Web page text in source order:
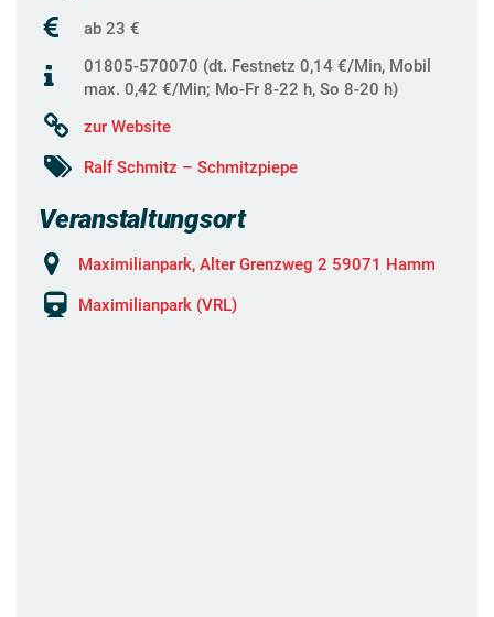
ab 23 €
01805-570070 (dt. Festnetz 0,14 €/Min, Mobil
max. 0,42 €/Min; Mo-Fr 8-22 h, So 8-20 h)
zur Website
Ralf Schmitz – Schmitzpiepe
Veranstaltungsort
Maximilianpark, Alter Grenzweg 2 59071 Hamm
Maximilianpark (VRL)